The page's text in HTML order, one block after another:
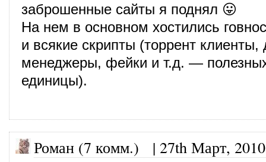
заброшенные сайты я поднял 😛
На нем в основном хостились
и всякие скрипты (торрент клиенты,
менеджеры, фейки и т.д. —
единицы).
Роман (7 комм.) | 27th Март, 2010